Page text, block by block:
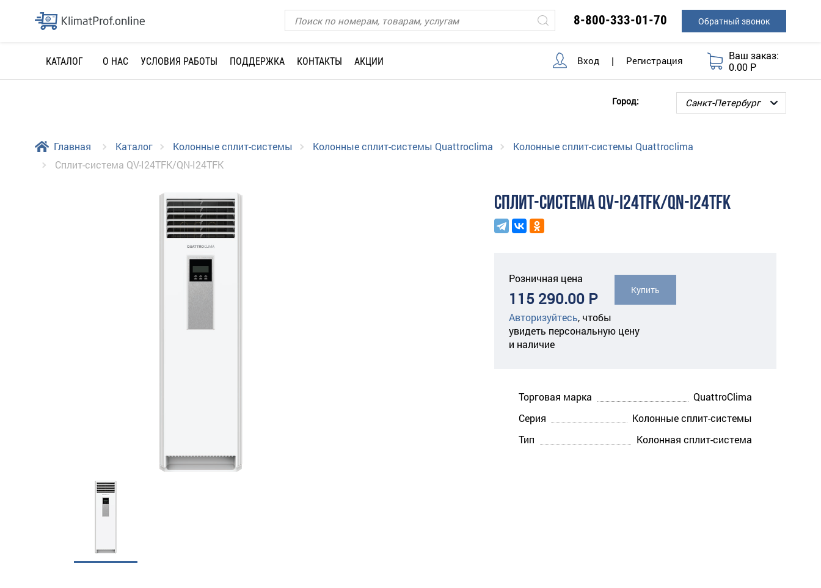
8-800-333-01-70 Обратный звонок
КАТАЛОГ О НАС УСЛОВИЯ РАБОТЫ ПОДДЕРЖКА КОНТАКТЫ АКЦИИ Вход | Регистрация
Ваш заказ:
0.00 Р
Город:
Главная Каталог Колонные сплит-системы Колонные сплит-системы Quattroclima
Колонные сплит-системы Quattroclima
Сплит-система QV-I24TFK/QN-I24TFK
СПЛИТ-СИСТЕМА QV-I24TFK/QN-I24TFK
Розничная цена
115 290.00 Р
Авторизуйтесь, чтобы
увидеть персональную цену
и наличие
Купить
Торговая марка
QuattroClima
Серия
Колонные сплит-системы
Тип
Колонная сплит-система